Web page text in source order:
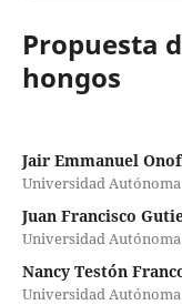
Propuesta
hongos
Jair Emmanuel
Universidad
Juan Francisco
Universidad
Nancy Testón
Universidad